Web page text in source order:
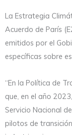
La Estrategia
Acuerdo de París
emitidos por el
específicas sobre
“En la Política de
que, en el año
Servicio Nacional
pilotos de